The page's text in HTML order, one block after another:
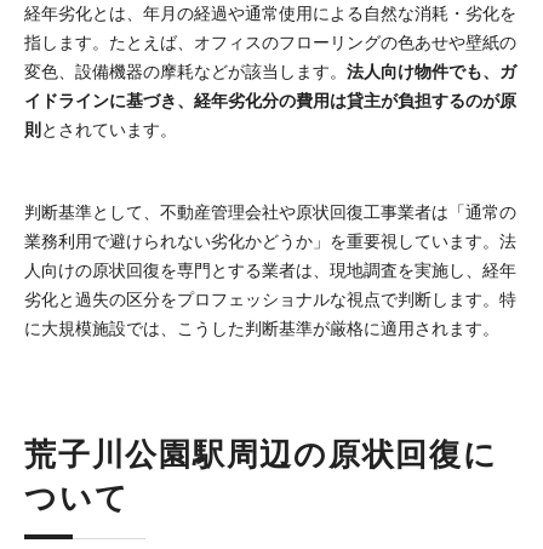
経年劣化とは、年月の経過や通常使用による自然な消耗・劣化を
指します。たとえば、オフィスのフローリングの色あせや壁紙の
変色、設備機器の摩耗などが該当します。 法人向け物件でも、ガ
イドラインに基づき、経年劣化分の費用は貸主が負担するのが原
則とされています。
判断基準として、不動産管理会社や原状回復工事業者は「通常の
業務利用で避けられない劣化かどうか」を重要視しています。法
人向けの原状回復を専門とする業者は、現地調査を実施し、経年
劣化と過失の区分をプロフェッショナルな視点で判断します。特
に大規模施設では、こうした判断基準が厳格に適用されます。
荒子川公園駅周辺の原状回復に
ついて